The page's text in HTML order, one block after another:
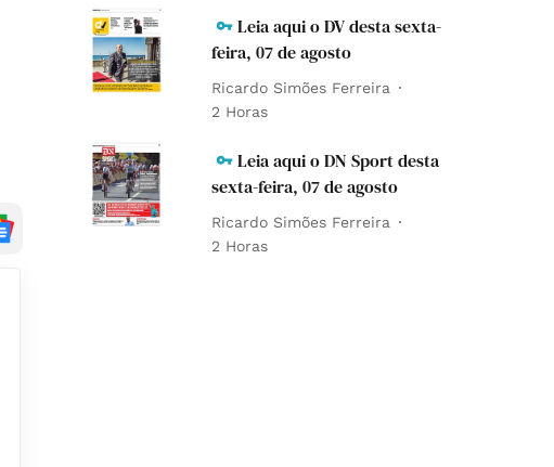
Leia aqui o DV desta sexta-
feira, 07 de agosto
Ricardo Simões Ferreira
2 Horas
Leia aqui o DN Sport desta
sexta-feira, 07 de agosto
Ricardo Simões Ferreira
2 Horas